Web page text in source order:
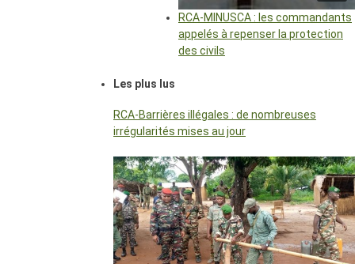
RCA-MINUSCA : les commandants
appelés à repenser la protection
des civils
Les plus lus
RCA-Barrières illégales : de nombreuses
irrégularités mises au jour